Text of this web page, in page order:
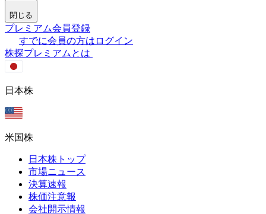
閉じる
プレミアム会員登録
すでに会員の方はログイン
株探プレミアムとは
日本株
米国株
日本株トップ
市場ニュース
決算速報
株価注意報
会社開示情報